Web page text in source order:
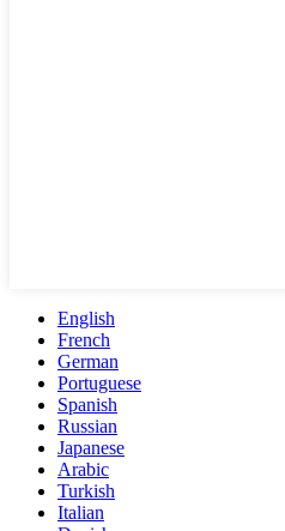
English
French
German
Portuguese
Spanish
Russian
Japanese
Arabic
Turkish
Italian